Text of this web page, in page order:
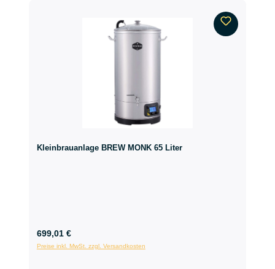
Kleinbrauanlage BREW MONK 65 Liter
699,01 €
Preise inkl. MwSt. zzgl. Versandkosten